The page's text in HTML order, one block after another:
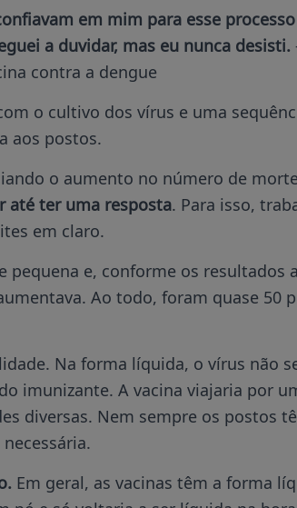
em mim para esse
a duvidar, mas eu nunca desisti.
contra a dengue
o cultivo dos vírus e uma
aos postos.
o aumento no número de
até ter uma resposta. Para isso,
em claro.
pequena e, conforme os resultados
Ao todo, foram quase 50
Na forma líquida, o vírus não
imunizante. A vacina viajaria por
diversas. Nem sempre os postos
Em geral, as vacinas têm a forma